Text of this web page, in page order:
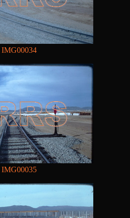
IMG00034
IMG00035